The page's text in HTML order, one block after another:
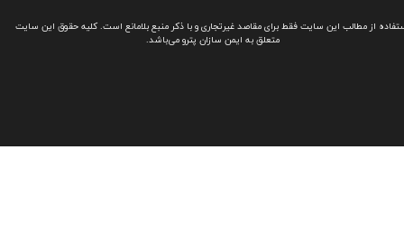
از مطالب این سایت فقط برای مقاصد غیرتجاری و با ذکر منبع بلامانع است. کلیه حقوق این سایت
متعلق به ایمن سازان پترو می‌باشد.